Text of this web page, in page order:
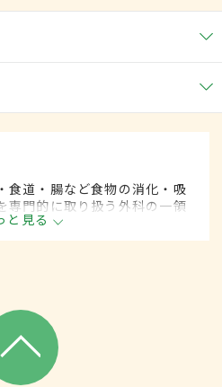
食道・腸など食物の消化・吸
専門的に取り扱う外科の一領
改正前は、消化器科と呼ば
と見る